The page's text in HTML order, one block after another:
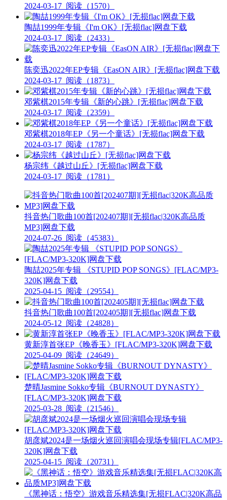
2024-03-17 阅读（1570）
陶喆1999年专辑《I'm OK》[无损flac]网盘下载
2024-03-17 阅读（2433）
陈奕迅2022年EP专辑《EasON AIR》[无损flac]网盘下载
2024-03-17 阅读（1873）
邓紫棋2015年专辑《新的心跳》[无损flac]网盘下载
2024-03-17 阅读（2359）
邓紫棋2018年EP《另一个童话》[无损flac]网盘下载
2024-03-17 阅读（1787）
杨宗纬《越过山丘》[无损flac]网盘下载
2024-03-17 阅读（1781）
抖音热门歌曲100首[202407期][无损flac|320K高品质
MP3]网盘下载
2024-07-26 阅读（45383）
陶喆2025年专辑 《STUPID POP SONGS》[FLAC/MP3-
320K]网盘下载
2025-04-15 阅读（29554）
抖音热门歌曲100首[202405期][无损flac]网盘下载
2024-05-12 阅读（24828）
黄新淳首张EP《晚香玉》[FLAC/MP3-320K]网盘下载
2025-04-09 阅读（24649）
楚晴Jasmine Sokko专辑《BURNOUT DYNASTY》
[FLAC/MP3-320K]网盘下载
2025-03-28 阅读（21546）
胡彦斌2024是一场烟火巡回演唱会现场专辑[FLAC/MP3-
320K]网盘下载
2025-04-15 阅读（20731）
《黑神话：悟空》游戏音乐精选集[无损FLAC|320K高品